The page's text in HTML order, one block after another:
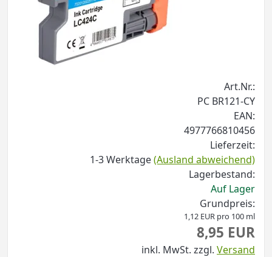
Art.Nr.:
PC BR121-CY
EAN:
4977766810456
Lieferzeit:
1-3 Werktage(Ausland abweichend)
Lagerbestand:
Auf Lager
Grundpreis:
1,12 EUR pro 100 ml
8,95 EUR
inkl. MwSt. zzgl. Versand